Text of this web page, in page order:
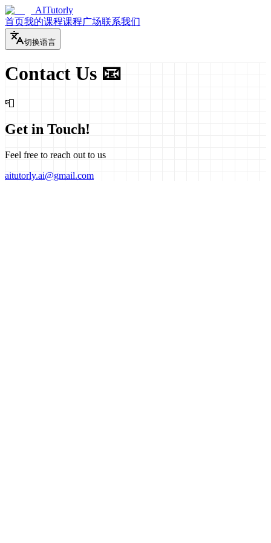
AITutorly
首页我的课程课程广场联系我们
切换语言
Contact Us 📧
📮
Get in Touch!
Feel free to reach out to us
aitutorly.ai@gmail.com